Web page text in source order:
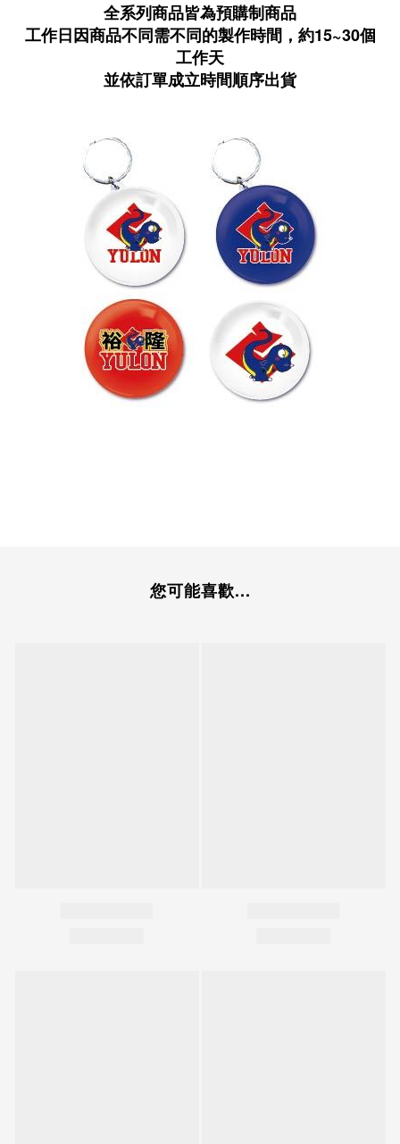
全系列商品皆為預購制商品
工作日因商品不同需不同的製作時間，約15~30個
工作天
並依訂單成立時間順序出貨
您可能喜歡...